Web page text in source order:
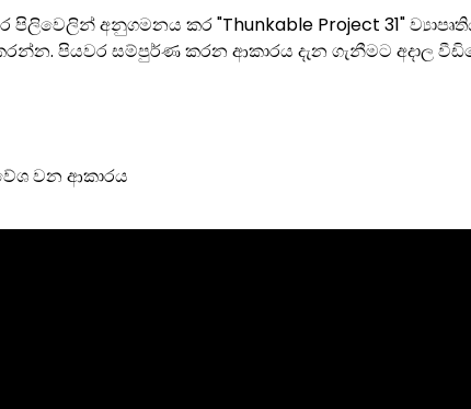
පිලිවෙලින් අනුගමනය කර "Thunkable Project 31"
පියවර සම්පුර්ණ කරන ආකාරය දැන ගැනීමට අදාල
වන ආකාරය